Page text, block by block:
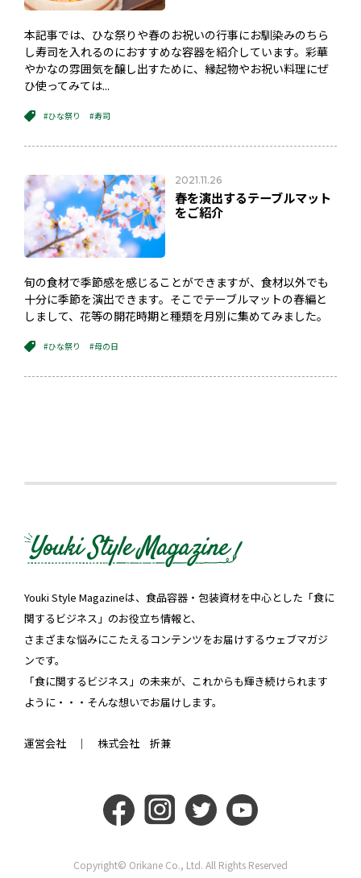
本記事では、ひな祭りや春のお祝いの行事にお馴染みのちら
し寿司を入れるのにおすすめな容器を紹介しています。彩華
やかなの雰囲気を醸し出すために、縁起物やお祝い料理にぜ
ひ使ってみては...
#ひな祭り #寿司
2021.11.26
春を演出するテーブルマット
をご紹介
旬の食材で季節感を感じることができますが、食材以外でも
十分に季節を演出できます。そこでテーブルマットの春編と
しまして、花等の開花時期と種類を月別に集めてみました。
#ひな祭り #母の日
Youki Style Magazineは、食品容器・包装資材を中心とした「食に
関するビジネス」のお役立ち情報と、
さまざまな悩みにこたえるコンテンツをお届けするウェブマガジ
ンです。
「食に関するビジネス」の未来が、これからも輝き続けられます
ように・・・そんな想いでお届けします。
運営会社 ｜ 株式会社 折兼
Copyright© Orikane Co., Ltd. All Rights Reserved